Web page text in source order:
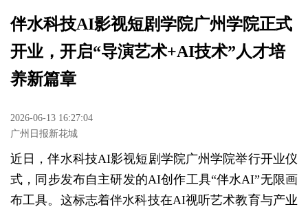
伴水科技AI影视短剧学院广州学院正式
开业，开启“导演艺术+AI技术”人才培
养新篇章
2026-06-13 16:27:04
广州日报新花城
近日，伴水科技AI影视短剧学院广州学院举行开业仪
式，同步发布自主研发的AI创作工具“伴水AI”无限画
布工具。这标志着伴水科技在AI视听艺术教育与产业